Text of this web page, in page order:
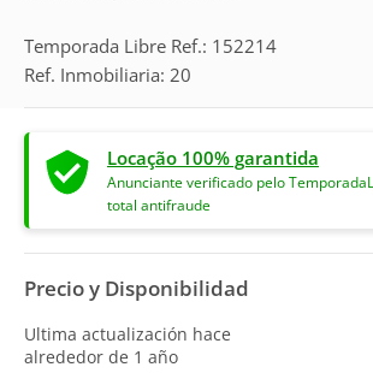
Temporada Libre Ref.: 152214
Ref. Inmobiliaria: 20
Locação 100% garantida
Anunciante verificado pelo
total antifraude
Precio y Disponibilidad
Ultima actualización hace
alrededor de 1 año